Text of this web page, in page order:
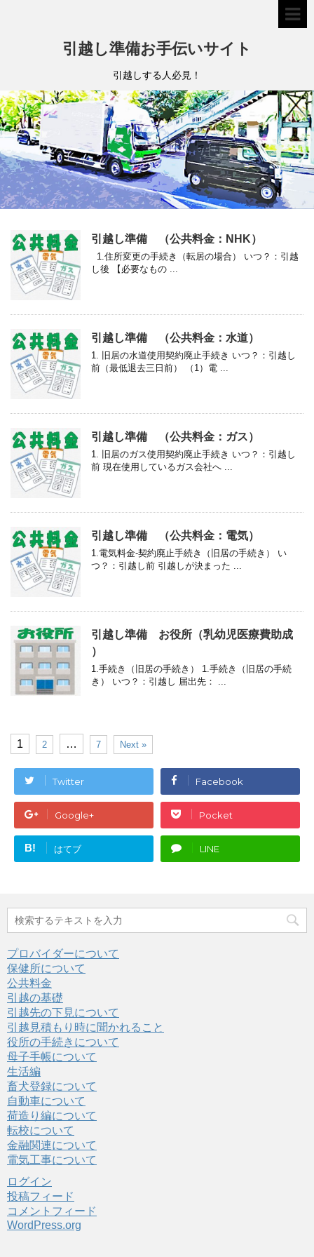
引越し準備お手伝いサイト
引越しする人必見！
引越し準備 （公共料金：NHK）
1.住所変更の手続き（転居の場合） いつ？：引越
し後 【必要なもの ...
引越し準備 （公共料金：水道）
1. 旧居の水道使用契約廃止手続き いつ？：引越し
前（最低退去三日前） （1）電 ...
引越し準備 （公共料金：ガス）
1. 旧居のガス使用契約廃止手続き いつ？：引越し
前 現在使用しているガス会社へ ...
引越し準備 （公共料金：電気）
1.電気料金-契約廃止手続き（旧居の手続き） い
つ？：引越し前 引越しが決まった ...
引越し準備 お役所（乳幼児医療費助成
）
1.手続き（旧居の手続き） 1.手続き（旧居の手続
き） いつ？：引越し 届出先： ...
1 2 … 7 Next »
Twitter Facebook
Google+ Pocket
B! はてブ LINE
プロバイダーについて
保健所について
公共料金
引越の基礎
引越先の下見について
引越見積もり時に聞かれること
役所の手続きについて
母子手帳について
生活編
畜犬登録について
自動車について
荷造り編について
転校について
金融関連について
電気工事について
ログイン
投稿フィード
コメントフィード
WordPress.org